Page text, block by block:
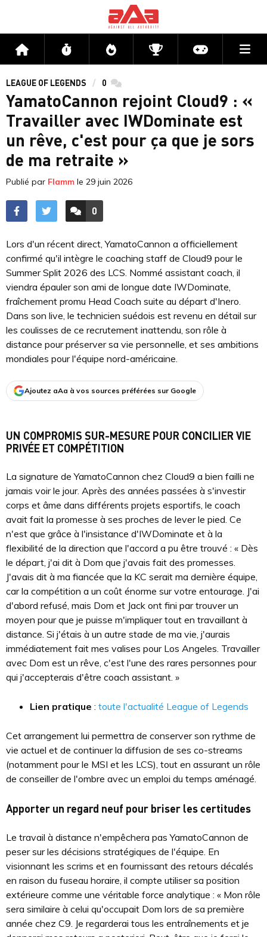
Accueil Flux Directs CompétitionsActu jeux
LEAGUE OF LEGENDS 0 commentaires
YamatoCannon rejoint Cloud9 : «
Travailler avec IWDominate est
un rêve, c'est pour ça que je sors
de ma retraite »
Publié par Flamm le 29 juin 2026
ACCÉDER AUX
0
COMMENTAIRES
Lors d'un récent direct, YamatoCannon a officiellement
confirmé qu'il intègre le coaching staff de Cloud9 pour le
Summer Split 2026 des LCS. Nommé assistant coach, il
viendra épauler son ami de longue date IWDominate,
fraîchement promu Head Coach suite au départ d'Inero.
Dans son live, le technicien suédois est revenu en détail sur
les coulisses de ce recrutement inattendu, son rôle à
distance pour préserver sa vie personnelle, et ses ambitions
mondiales pour l'équipe nord-américaine.
Ajoutez aAa à vos sources préférées sur Google
UN COMPROMIS SUR-MESURE POUR CONCILIER VIE
PRIVÉE ET COMPÉTITION
La signature de YamatoCannon chez Cloud9 a bien failli ne
jamais voir le jour. Après des années passées à s'investir
corps et âme dans différents projets esportifs, le coach
avait fait la promesse à ses proches de lever le pied. Ce
n'est que grâce à l'insistance d'IWDominate et à la
flexibilité de la direction que l'accord a pu être trouvé : « Dès
le départ, j'ai dit à Dom que j'avais fait des promesses.
J'avais dit à ma fiancée que la KC serait ma dernière équipe,
car la compétition a un coût énorme sur votre entourage. J'ai
d'abord refusé, mais Dom et Jack ont fini par trouver un
moyen pour que je puisse m'impliquer tout en travaillant à
distance. Si j'étais à un autre stade de ma vie, j'aurais
immédiatement fait mes valises pour Los Angeles. Travailler
avec Dom est un rêve, c'est l'une des rares personnes pour
qui j'accepterais d'être coach assistant. »
Lien pratique : toute l'actualité League of Legends
Cet arrangement lui permettra de conserver son rythme de
vie actuel et de continuer la diffusion de ses co-streams
(notamment pour le MSI et les LCS), tout en assurant un rôle
de conseiller de l'ombre avec un emploi du temps aménagé.
Apporter un regard neuf pour briser les certitudes
Le travail à distance n'empêchera pas YamatoCannon de
peser sur les décisions stratégiques de l'équipe. En
visionnant les scrims et en fournissant des retours décalés
en raison du fuseau horaire, il compte utiliser sa position
extérieure comme une véritable force analytique : « Mon rôle
sera similaire à celui qu'occupait Dom lors de sa première
année chez C9. Je regarderai tous les entraînements et je